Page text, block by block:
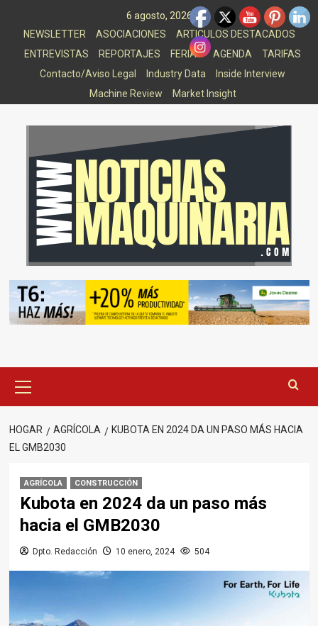
6 agosto, 2026
NEWSLETTER
ASOCIACIONES
ARTICULOS DESTACADOS
ENTREVISTAS
REPORTAJES FERIAS AGENDA
TARIFAS
Contacto/Aviso Legal
Industry Data
Inside Interview
Machine Review
Market Insight
principal
HOGAR AGRÍCOLA
KUBOTA EN 2024 DA UN PASO MÁS HACIA
EL GMB2030
AGRÍCOLA CONSTRUCCIÓN
Kubota en 2024 da un paso más
hacia el GMB2030
Dpto. Redacción 10 enero, 2024 504